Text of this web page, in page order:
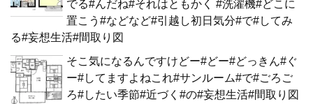
でる#んだね#それはともかく #洗濯機#どこに
置こう#などなど#引越し初日気分#で#してみ
る#妄想生活#間取り図
そこ気になるんですけどー#どー#どっきん#ぐ
ー#してますよねこれ#サンルーム#で#ごろご
ろ#したい季節#近づく#の#妄想生活#間取り図